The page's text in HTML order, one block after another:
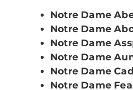
Notre Dame
Notre Dame
Notre Dame
Notre Dame
Notre Dame
Notre Dame